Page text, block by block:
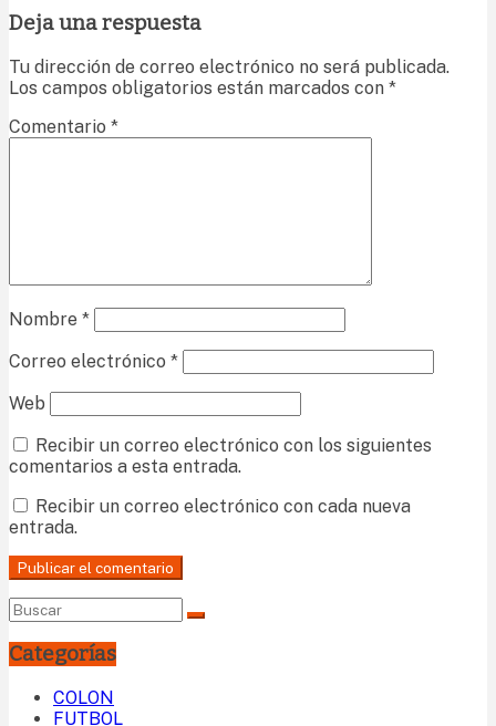
Deja una respuesta
Tu dirección de correo electrónico no será publicada.
Los campos obligatorios están marcados con *
Comentario *
Nombre *
Correo electrónico *
Web
Recibir un correo electrónico con los siguientes
comentarios a esta entrada.
Recibir un correo electrónico con cada nueva
entrada.
Categorías
COLON
FUTBOL